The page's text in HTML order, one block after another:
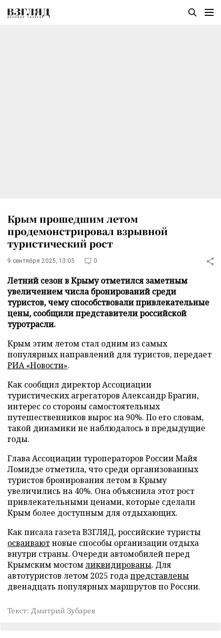
Крым прошедшим летом
продемонстрировал взрывной
туристический рост
9 сентября 2025, 13:05 0
Летний сезон в Крыму отметился заметным
увеличением числа бронирований среди
туристов, чему способствовали привлекательные
цены, сообщили представители российской
туротрасли.
Крым этим летом стал одним из самых
популярных направлений для туристов, передает
РИА «Новости».
Как сообщил директор Ассоциации
туристических агрегаторов Александр Брагин,
интерес со стороны самостоятельных
путешественников вырос на 90%. По его словам,
такой динамики не наблюдалось в предыдущие
годы.
Глава Ассоциации туроператоров России Майя
Ломидзе отметила, что среди организованных
туристов бронирования летом в Крыму
увеличились на 40%. Она объяснила этот рост
привлекательными ценами, которые сделали
Крым более доступным для отдыхающих.
Как писала газета ВЗГЛЯД, российские туристы
осваиваютновые способы организации отдыха
внутри страны. Очереди автомобилей перед
Крымским мостомликвидированы. Для
автотуристов летом 2025 годапредставлены
двенадцать популярных маршрутов по России.
Текст: Дмитрий Зубарев